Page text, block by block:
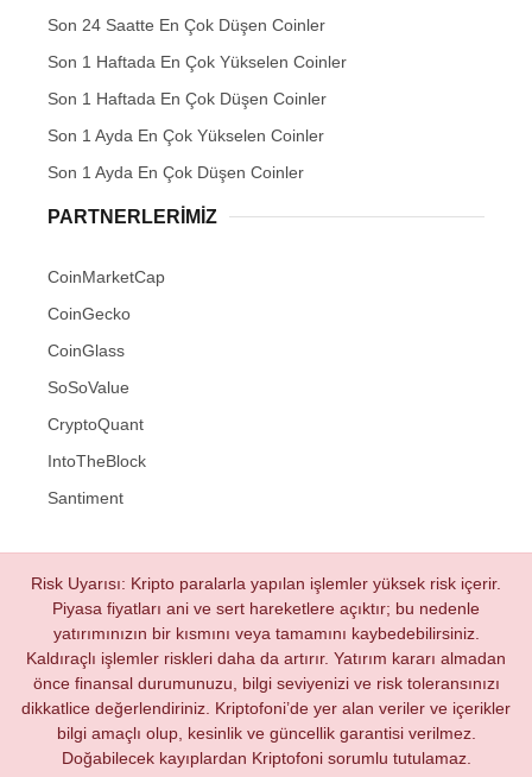
Son 24 Saatte En Çok Düşen Coinler
Son 1 Haftada En Çok Yükselen Coinler
Son 1 Haftada En Çok Düşen Coinler
Son 1 Ayda En Çok Yükselen Coinler
Son 1 Ayda En Çok Düşen Coinler
PARTNERLERIMIZ
CoinMarketCap
CoinGecko
CoinGlass
SoSoValue
CryptoQuant
IntoTheBlock
Santiment
Risk Uyarısı: Kripto paralarla yapılan işlemler yüksek risk içerir.
Piyasa fiyatları ani ve sert hareketlere açıktır; bu nedenle
yatırımınızın bir kısmını veya tamamını kaybedebilirsiniz.
Kaldıraçlı işlemler riskleri daha da artırır. Yatırım kararı almadan
önce finansal durumunuzu, bilgi seviyenizi ve risk toleransınızı
dikkatlice değerlendiriniz. Kriptofoni’de yer alan veriler ve içerikler
bilgi amaçlı olup, kesinlik ve güncellik garantisi verilmez.
Doğabilecek kayıplardan Kriptofoni sorumlu tutulamaz.